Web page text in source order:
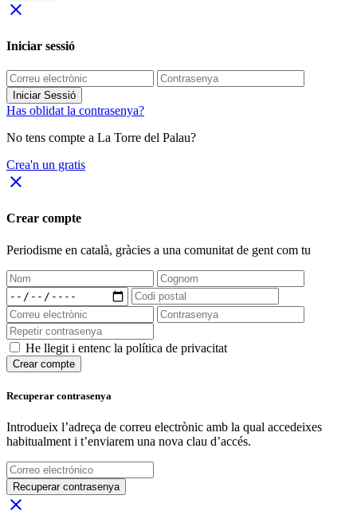
close
Iniciar sessió
Iniciar Sessió
Has oblidat la contrasenya?
No tens compte a La Torre del Palau?
Crea'n un gratis
close
Crear compte
Periodisme en català, gràcies a una comunitat de gent com tu
He llegit i entenc la política de privacitat
Crear compte
Recuperar contrasenya
Introdueix l’adreça de correu electrònic amb la qual accedeixes
habitualment i t’enviarem una nova clau d’accés.
Recuperar contrasenya
close